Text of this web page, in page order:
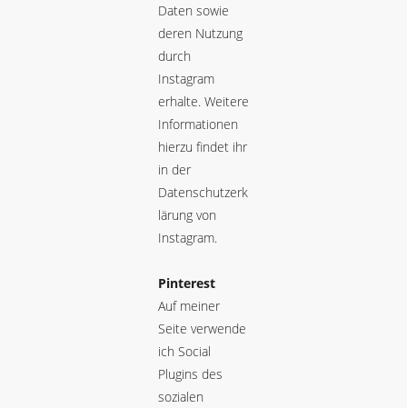
Daten sowie
deren Nutzung
durch
Instagram
erhalte. Weitere
Informationen
hierzu findet ihr
in der
Datenschutzerk
lärung von
Instagram.
Pinterest
Auf meiner
Seite verwende
ich Social
Plugins des
sozialen